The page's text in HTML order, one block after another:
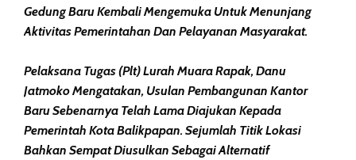
Gedung Baru Kembali Mengemuka Untuk Menunjang
Aktivitas Pemerintahan Dan Pelayanan Masyarakat.
Pelaksana Tugas (Plt) Lurah Muara Rapak, Danu
Jatmoko Mengatakan, Usulan Pembangunan Kantor
Baru Sebenarnya Telah Lama Diajukan Kepada
Pemerintah Kota Balikpapan. Sejumlah Titik Lokasi
Bahkan Sempat Diusulkan Sebagai Alternatif